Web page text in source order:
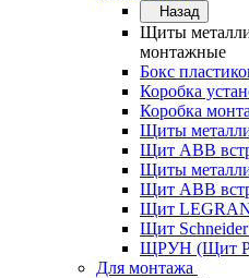
Назад
Щиты
монтажные
Бокс
Коробка
Коробка
Щиты
Щит ABB
Щиты
Щит ABB
Щит
Щит
ЩРУН (Щит
Для монтажа